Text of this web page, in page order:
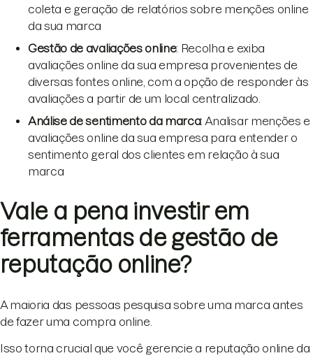
coleta e geração de relatórios sobre menções online
da sua marca
Gestão de avaliações online: Recolha e exiba
avaliações online da sua empresa provenientes de
diversas fontes online, com a opção de responder às
avaliações a partir de um local centralizado.
Análise de sentimento da marca: Analisar menções e
avaliações online da sua empresa para entender o
sentimento geral dos clientes em relação à sua
marca
Vale a pena investir em
ferramentas de gestão de
reputação online?
A maioria das pessoas pesquisa sobre uma marca antes
de fazer uma compra online.
Isso torna crucial que você gerencie a reputação online da